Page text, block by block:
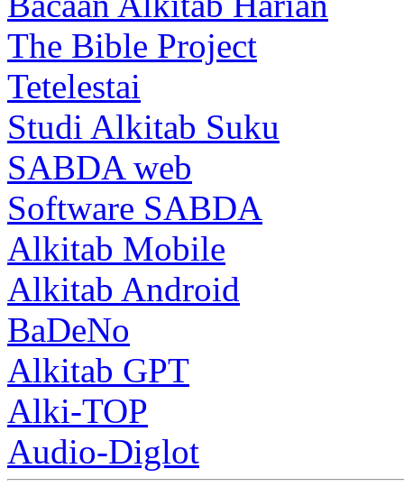
The Bible Project
Tetelestai
Studi Alkitab Suku
SABDA web
Software SABDA
Alkitab Mobile
Alkitab Android
BaDeNo
Alkitab GPT
Alki-TOP
Audio-Diglot